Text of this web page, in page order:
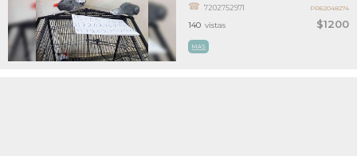
$1200
7202752971
MAS
140 vistas
PR62048274